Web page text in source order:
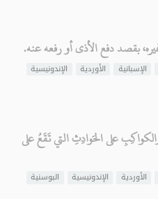
بقصد دفع الأذى أو رفعه عنه.
الإسبانية الأوردية
الإندونيسية
على الحَوادِثِ التي تَقَعُ على
الأوردية الإندونيسية
البوسنية